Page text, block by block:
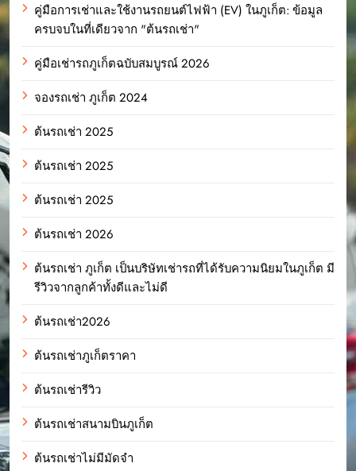
คู่มือการเช่าและใช้งานรถยนต์ไฟฟ้า (EV) ในภูเก็ต: ข้อมูล
ครบจบในที่เดียวจาก "ต้นรถเช่า"
คู่มือเช่ารถภูเก็ตฉบับสมบูรณ์ 2026
จองรถเช่า ภูเก็ต 2024
ต้นรถเช่า 2025
ต้นรถเช่า 2025
ต้นรถเช่า 2025
ต้นรถเช่า 2026
ต้นรถเช่า ภูเก็ต เป็นบริษัทเช่ารถที่ได้รับความนิยมในภูเก็ต มี
รีวิวจากลูกค้าทั้งดีและไม่ดี
ต้นรถเช่า2026
ต้นรถเช่าภูเก็ตราคา
ต้นรถเช่ารีวิว
ต้นรถเช่าสนามบินภูเก็ต
ต้นรถเช่าไม่มีมัดจำ